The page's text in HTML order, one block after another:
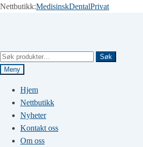
Nettbutikk:MedisinskDentalPrivat
Søk
etter:
Søk
Meny
Hjem
Nettbutikk
Nyheter
Kontakt oss
Om oss